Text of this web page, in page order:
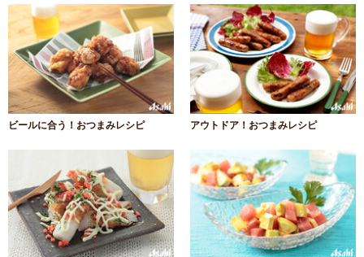
ビールに合う！おつまみレシピ アウトドア！おつまみレシピ